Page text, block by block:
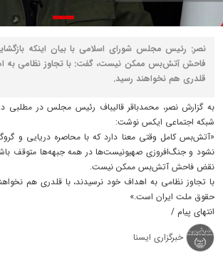
نصر: رئیس مجلس شورای اسلامی با بیان اینکه
فاحش آتش‌بس ممکن نیست، گفت: با تجاوز نظامی به
قلدری هم نخواهند رسید.
به گزارش نصر، محمدباقر قالیباف رئیس مجلس در
شبکه اجتماعی ایکس نوشت:
«آتش‌بس کامل وقتی معنا دارد که با محاصره دریایی و
نشود و جنگ‌افروزی صهیونیست‌ها در همه جبهه‌ها متوقف
نقض فاحش آتش‌بس ممکن نیست.
با تجاوز نظامی به اهداف خود نرسیدند، با قلدری هم
حقوق ملت ایران است.»
انتهای پیام /
خبرگزاری ایسنا